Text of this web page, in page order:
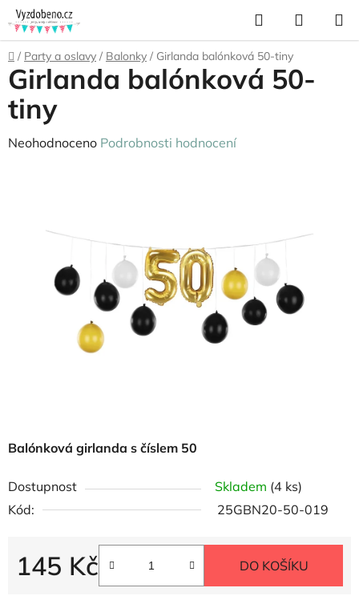
Přejít
na
obsah
Hledat
KOŠÍK
Domů
/ Party a oslavy / Balonky / Girlanda balónková 50-tiny
Balónková girlanda s číslem 50
Dostupnost Skladem (4 ks)
Kód:
25GBN20-50-019
145 Kč DO KOŠÍKU
Girlanda balónková 50-
tiny
Průměrné
hvězdiček.
Neohodnoceno Podrobnosti hodnocení